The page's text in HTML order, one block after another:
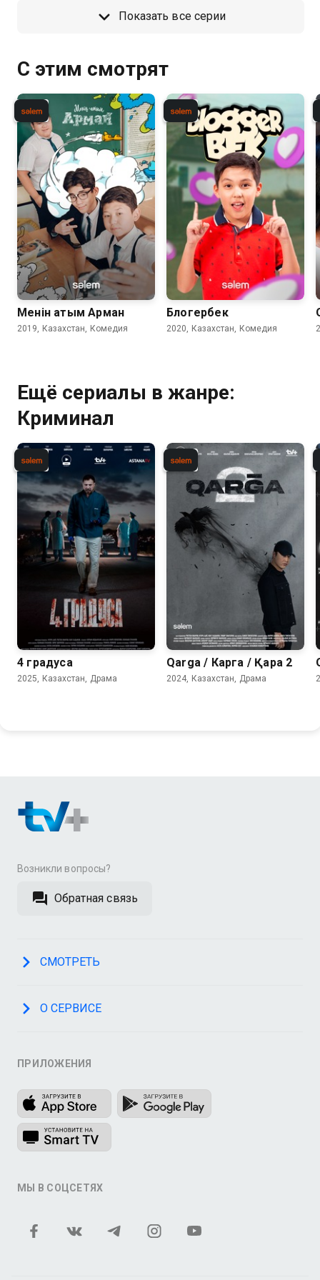
Показать все серии
С этим смотрят
Менiн атым Арман
2019, Казахстан, Комедия
Блогербек
2020, Казахстан, Комедия
Ещё сериалы в жанре:
Криминал
4 градуса
2025, Казахстан, Драма
Qarga / Карга / Қарға 2
2024, Казахстан, Драма
Возникли вопросы?
Обратная связь
СМОТРЕТЬ
О СЕРВИСЕ
ПРИЛОЖЕНИЯ
МЫ В СОЦСЕТЯХ